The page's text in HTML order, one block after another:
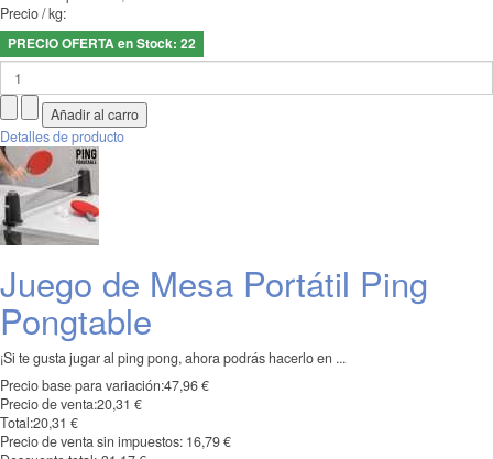
Precio / kg:
PRECIO OFERTA en Stock: 22
Detalles de producto
Juego de Mesa Portátil Ping
Pongtable
¡Si te gusta jugar al ping pong, ahora podrás hacerlo en ...
Precio base para variación:47,96 €
Precio de venta:20,31 €
Total:20,31 €
Precio de venta sin impuestos: 16,79 €